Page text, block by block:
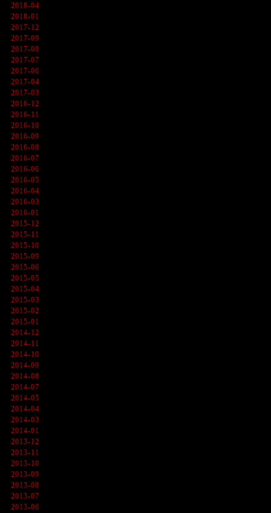
2018-04
2018-01
2017-12
2017-09
2017-08
2017-07
2017-06
2017-04
2017-03
2016-12
2016-11
2016-10
2016-09
2016-08
2016-07
2016-06
2016-05
2016-04
2016-03
2016-01
2015-12
2015-11
2015-10
2015-09
2015-06
2015-05
2015-04
2015-03
2015-02
2015-01
2014-12
2014-11
2014-10
2014-09
2014-08
2014-07
2014-05
2014-04
2014-03
2014-01
2013-12
2013-11
2013-10
2013-09
2013-08
2013-07
2013-06